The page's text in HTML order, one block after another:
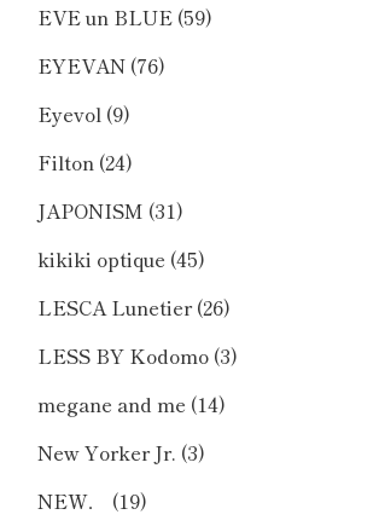
EVE un BLUE (59)
EYEVAN (76)
Eyevol (9)
Filton (24)
JAPONISM (31)
kikiki optique (45)
LESCA Lunetier(26)
LESS BY Kodomo (3)
megane and me (14)
New Yorker Jr. (3)
NEW．
(19)